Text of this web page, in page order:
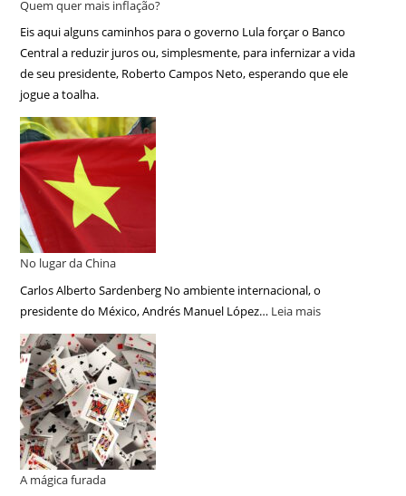
Quem quer mais inflação?
Eis aqui alguns caminhos para o governo Lula forçar o Banco
Central a reduzir juros ou, simplesmente, para infernizar a vida
de seu presidente, Roberto Campos Neto, esperando que ele
jogue a toalha.
No lugar da China
Carlos Alberto Sardenberg No ambiente internacional, o
presidente do México, Andrés Manuel López… Leia mais
A mágica furada